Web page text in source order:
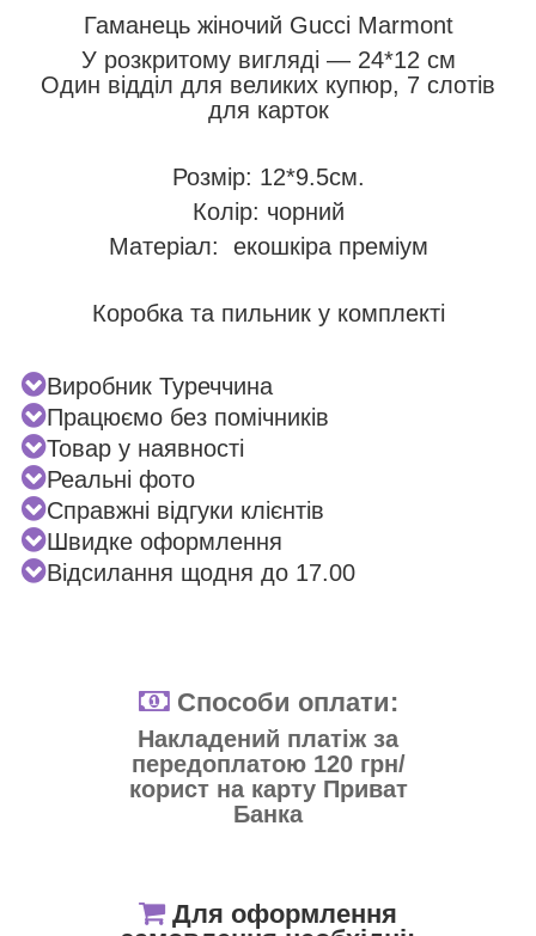
Гаманець жіночий Gucci Marmont
У розкритому вигляді — 24*12 см
Один відділ для великих купюр, 7 слотів
для карток
Розмір: 12*9.5см.
Колір: чорний
Матеріал: екошкіра преміум
Коробка та пильник у комплекті
Виробник Туреччина
Працюємо без помічників
Товар у наявності
Реальні фото
Справжні відгуки клієнтів
Швидке оформлення
Відсилання щодня до 17.00
Способи оплати:
Накладений платіж за
передоплатою 120 грн/
корист на карту Приват
Банка
Для оформлення